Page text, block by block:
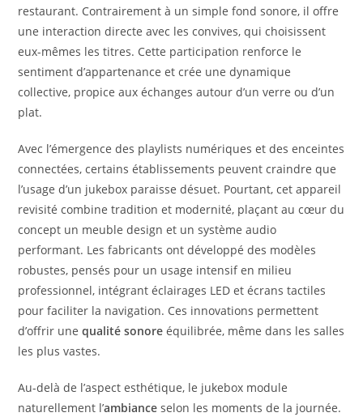
restaurant. Contrairement à un simple fond sonore, il offre
une interaction directe avec les convives, qui choisissent
eux-mêmes les titres. Cette participation renforce le
sentiment d’appartenance et crée une dynamique
collective, propice aux échanges autour d’un verre ou d’un
plat.
Avec l’émergence des playlists numériques et des enceintes
connectées, certains établissements peuvent craindre que
l’usage d’un jukebox paraisse désuet. Pourtant, cet appareil
revisité combine tradition et modernité, plaçant au cœur du
concept un meuble design et un système audio
performant. Les fabricants ont développé des modèles
robustes, pensés pour un usage intensif en milieu
professionnel, intégrant éclairages LED et écrans tactiles
pour faciliter la navigation. Ces innovations permettent
d’offrir unequalité sonore équilibrée, même dans les salles
les plus vastes.
Au-delà de l’aspect esthétique, le jukebox module
naturellement l’ambiance selon les moments de la journée.